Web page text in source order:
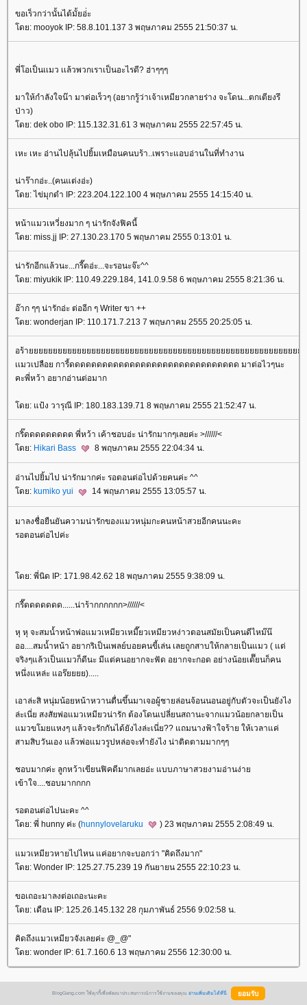
ขอเร็วกว่านั้นได้มั้ยอ่่ะ
ดย: mooyok IP: 58.8.101.137 3 พฤษภาคม 2555 21:50:37 น.
พี่โอเป็นเเมว เเล้วพวกเราเป็นอะไรดี? ฮ่าๆๆๆ
มาให้กำลังใจน๊า มาต่อเร็วๆ (อยากรู้ว่าเจ้าเหมียวกลายร่าง จะโดน...ตกเตียงรึ
ป่าว)
ดย: dek obo IP: 115.132.31.61 3 พฤษภาคม 2555 22:57:45 น.
เหะ เหะ อ่านไปลุ้นไปยิ้มเหมือนคนบร้า..เพราะแอบอ่านในที่ทำงาน
น่าร๊ากอ่ะ..(คนแต่งอ่ะ)
ดย: ไข่มุกดำ IP: 223.204.122.100 4 พฤษภาคม 2555 14:15:40 น.
หน้าแมวเหวี่ยงมาก ๆ น่ารักจังฟิคนี้
ดย: miss.jj IP: 27.130.23.170 5 พฤษภาคม 2555 0:13:01 น.
น่ารักอีกแล้วนะ...กรี๊ดอ่ะ...จะรอนะจ๊ะ^^
ดย: miyukik IP: 110.49.229.184, 141.0.9.58 6 พฤษภาคม 2555 8:21:36 น.
อ๊าก ๆๆ น่ารักอ่ะ ต่ออีก ๆ Writer ขา ++
ดย: wonderjan IP: 110.171.7.213 7 พฤษภาคม 2555 20:25:05 น.
อร้
เเมวเปลือย การี้ดดดดดดดดดดดดดดดดดดดดดดดดดดดดดดด มาต่อไวๆนะ
คะพี่หว้า อยากอ่านต่อมาก
ดย: แป้ง วารุณี IP: 180.183.139.71 8 พฤษภาคม 2555 21:52:47 น.
กริ๊ดดดดดดดดด พี่หว้า เค้าชอบอ่ะ น่ารักมากๆเลยค่ะ >//////<
ดย: Hikari Bass 8 พฤษภาคม 2555 22:04:34 น.
อ่านไปยิ้มไป น่ารักมากค่ะ รอตอนต่อไปด้วยคนค่ะ ^^
ดย: kumiko yui 14 พฤษภาคม 2555 13:05:57 น.
มาลงชื่อยืนยันความน่ารักของแมวหนุ่มกะคนหน้าสวยอีกคนนะคะ
รอตอนต่อไปค่ะ
ดย: พี่นิด IP: 171.98.42.62 18 พฤษภาคม 2555 9:38:09 น.
กรี๊ดดดดดดด......น่าร้ากกกกกก>//////<
หุ หุ จะสมน้ำหน้าพ่อแมวเหมียวเหมี๊ยวเหมียวหง่าวตอนสมัยเป็นคนดีไหม๊น๊
ออ....สมน้ำหน้า อยากริเป็นเพลย์บอยคนขี้เล่น เลยถูกสาบให้กลายเป็นแมว ( แต่
จริงๆแล้วเป็นแมวก็ดีนะ มีแต่คนอยากจะฟัด อยากจะกอด อย่างน้อยเด๊๊ยนก็คน
หนึ่งแหล่ะ แอร๊ยยยย).....
เอาล่ะสิ หนุ่มน้อยหน้าหวานตื่นขึ้นมาเจอผู้ชายล่อนจ้อนนอนอยู่กับตัวจะเป็นยังไง
ล่ะเนี่ย สงสัยพ่อแมวเหมียวน่ารัก ต้องโดนเปลี่ยนสถานะจากแมวน้อยกลายเป็น
มวขโมยแหงๆ แล้วจะรักกันได้ยังไงล่ะเนี่ย?? แถมนางฟ้าใจร้าย ให้เวลาแค่
สามสิบวันเอง แล้วพ่อแมวรูปหล่อจะทำยังไง น่าติดตามมากๆๆ
ชอบมากค่ะ ลูกหว้าเขียนฟิคดีมากเลยอ่ะ แบบภาษาสวยงามอ่านง่า
เข้าใจ....ชอบมากกกก
รอตอนต่อไปนะคะ ^^
ดย: พี่ hunny ค่ะ (hunnylovelaruku ) 23 พฤษภาคม 2555 2:08:49 น.
มวเหมียวหายไปไหน แค่อยากจะบอกว่า "คิดถึงมาก"
ดย: Wonder IP: 125.27.75.239 19 กันยายน 2555 22:10:23 น.
ขอเถอะมาลงต่อเถอะนะคะ
ดย: เดือน IP: 125.26.145.132 28 กุมภาพันธ์ 2556 9:02:58 น.
คิดถึงแมวเหมียวจังเลยค่ะ @_@"
ดย: wonder IP: 61.7.160.6 13 พฤษภาคม 2556 12:30:00 น.
BlogGang.com ใช้คุกกี้เพื่อพัฒนาประสบการณ์การใช้งานของคุณ อ่านเพิ่มเติมได้ที่นี่